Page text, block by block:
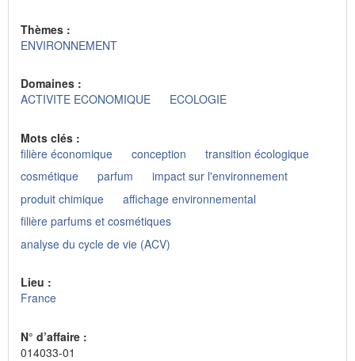
Thèmes :
ENVIRONNEMENT
Domaines :
ACTIVITE ECONOMIQUE
ECOLOGIE
Mots clés :
filière économique
conception
transition écologique
cosmétique
parfum
impact sur l'environnement
produit chimique
affichage environnemental
filière parfums et cosmétiques
analyse du cycle de vie (ACV)
Lieu :
France
N° d’affaire :
014033-01